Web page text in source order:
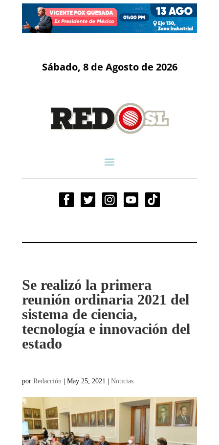
Sábado, 8 de Agosto de 2026
Se realizó la primera
reunión ordinaria 2021 del
sistema de ciencia,
tecnología e innovación del
estado
por Redacción | May 25, 2021 | Noticias